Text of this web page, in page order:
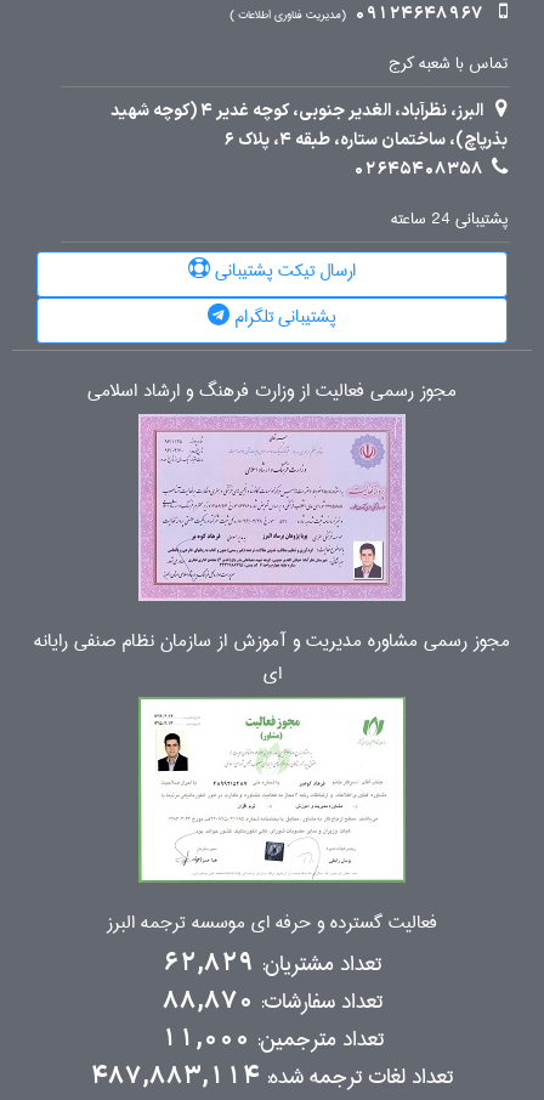
09124648967 مدیریت فناوری اطلاعات
تماس با شعبه کرج
البرز، نظرآباد، الغدیر جنوبی، کوچه غدیر 4 (کوچه شهید
بذرپاچ)، ساختمان ستاره، طبقه 4، پلاک 6
02645408358
پشتیبانی 24 ساعته
ارسال تیکت پشتیبانی
پشتیبانی تلگرام
مجوز رسمی فعالیت از وزارت فرهنگ و ارشاد اسلامی
مجوز رسمی مشاوره مدیریت و آموزش از سازمان نظام صنفی رایانه
ای
فعالیت گسترده و حرفه ای موسسه ترجمه البرز
تعداد مشتریان: 62,829
تعداد سفارشات: 88,870
تعداد مترجمین: 11,000
تعداد لغات ترجمه شده: 487,883,114